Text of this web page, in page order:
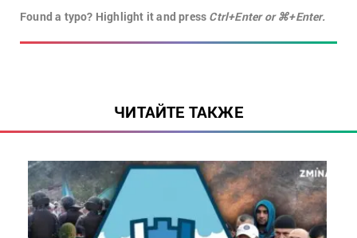
Found a typo? Highlight it and press Ctrl+Enter or ⌘+Enter.
ЧИТАЙТЕ ТАКЖЕ